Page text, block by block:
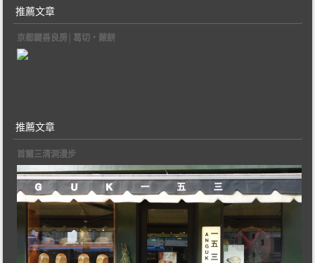
推薦文章
京都鍵善良房│葛切‧蕨餅
推薦文章
首爾三清洞漫步